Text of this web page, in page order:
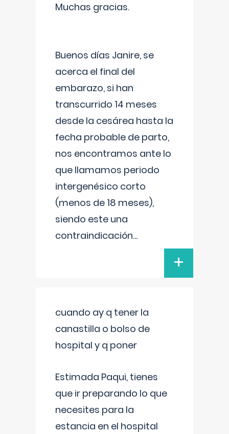
Muchas gracias.
Buenos días Janire, se
acerca el final del
embarazo, si han
transcurrido 14 meses
desde la cesárea hasta la
fecha probable de parto,
nos encontramos ante lo
que llamamos periodo
intergenésico corto
(menos de 18 meses),
siendo este una
contraindicación...
+
cuando ay q tener la
canastilla o bolso de
hospital y q poner
Estimada Paqui, tienes
que ir preparando lo que
necesites para la
estancia en el hospital